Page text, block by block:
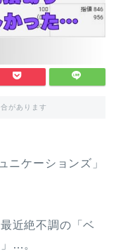
があります
ニケーションズ」
近絶不調の「ベ
…。